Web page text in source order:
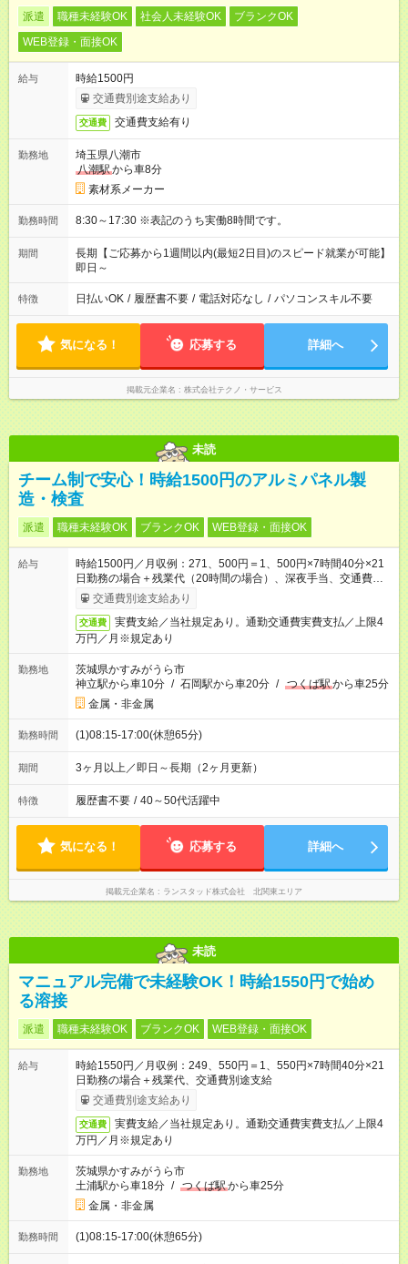
派遣 職種未経験OK 社会人未経験OK
ブランクOK
WEB登録・面接OK
給与
時給1500円
交通費別途支給あり
交通費 交通費支給有り
勤務地
埼玉県八潮市
八潮駅から車8分
素材系メーカー
勤務時間 8:30～17:30 ※表記のうち実働8時間です。
期間
長期【ご応募から1週間以内(最短2日目)のスピード就業が可能】
即日～
特徴 日払いOK / 履歴書不要 / 電話対応なし / パソコンスキル不要
気になる！ 応募する 詳細へ
掲載元企業名 株式会社テクノ・サービス
未読
チーム制で安心！時給1500円のアルミパネル製
造・検査
派遣 職種未経験OK ブランクOK WEB登録・面接OK
給与
時給1500円／月収例：271、500円＝1、500円×7時間40分×21
日勤務の場合＋残業代（20時間の場合）、深夜手当、交通費別
途支給交通費別途支給あり
交通費
実費支給／当社規定あり。通勤交通費実費支払／上限4
万円／月※規定あり
勤務地
茨城県かすみがうら市
神立駅から車10分 / 石岡駅から車20分 / つくば駅から車25分
金属・非金属
勤務時間 (1)08:15-17:00(休憩65分)
期間 3ヶ月以上／即日～長期（2ヶ月更新）
特徴 履歴書不要 / 40～50代活躍中
気になる！ 応募する 詳細へ
掲載元企業名 ランスタッド株式会社 北関東エリア
未読
マニュアル完備で未経験OK！時給1550円で始め
る溶接
派遣 職種未経験OK ブランクOK WEB登録・面接OK
給与
時給1550円／月収例：249、550円＝1、550円×7時間40分×21
日勤務の場合＋残業代、交通費別途支給
交通費別途支給あり
交通費
実費支給／当社規定あり。通勤交通費実費支払／上限4
万円／月※規定あり
勤務地
茨城県かすみがうら市
土浦駅から車18分 / つくば駅から車25分
金属・非金属
勤務時間 (1)08:15-17:00(休憩65分)